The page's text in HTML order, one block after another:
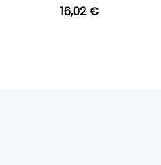
16,02 €